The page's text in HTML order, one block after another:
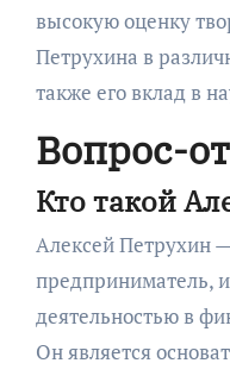
высокую оценку
Петрухина в
также его вклад в
Вопрос-
Кто такой
Алексей Петрухин
предприниматель,
деятельностью в
Он является